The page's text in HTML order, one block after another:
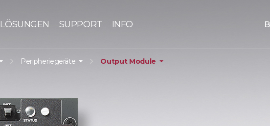
LÖSUNGEN SUPPORT INFO
Peripheriegeräte Output Module